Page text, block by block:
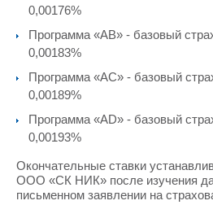
0,00176%
Программа «АВ» - базовый
0,00183%
Программа «АС» - базовый
0,00189%
Программа «АD» - базовый
0,00193%
Окончательные ставки
ООО «СК НИК» после изучения
письменном заявлении на